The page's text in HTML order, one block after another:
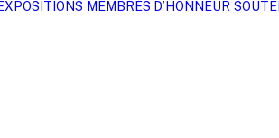
EXPOSITIONS MEMBRES D’HONNEUR